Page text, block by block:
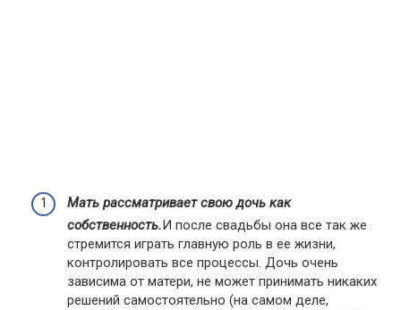
Мать рассматривает свою дочь как
собственность.И после свадьбы она все так же
стремится играть главную роль в ее жизни,
контролировать все процессы. Дочь очень
зависима от матери, не может принимать никаких
решений самостоятельно (на самом деле,